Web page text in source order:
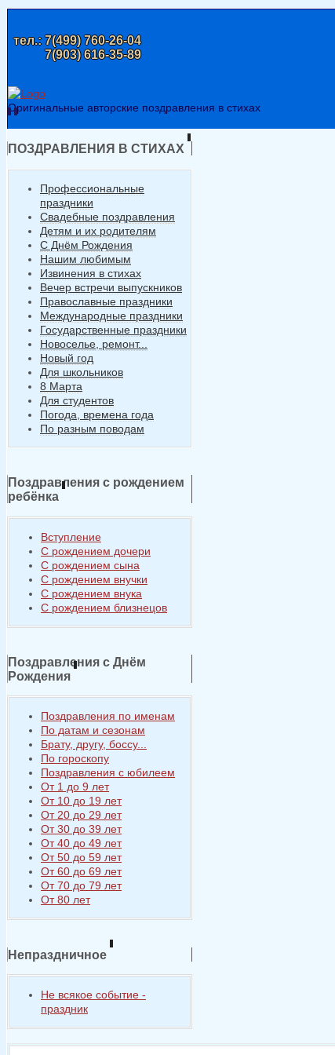
тел.:7(499) 760-26-04
7(903) 616-35-89
Оригинальные авторские поздравления в стихах
ПОЗДРАВЛЕНИЯ В СТИХАХ
Профессиональные
праздники
Свадебные поздравления
Детям и их родителям
С Днём Рождения
Нашим любимым
Извинения в стихах
Вечер встречи выпускников
Православные праздники
Международные праздники
Государственные праздники
Новоселье, ремонт...
Новый год
Для школьников
8 Марта
Для студентов
Погода, времена года
По разным поводам
Поздравления с рождением
ребёнка
Вступление
С рождением дочери
С рождением сына
С рождением внучки
С рождением внука
С рождением близнецов
Поздравления с Днём
Рождения
Поздравления по именам
По датам и сезонам
Брату, другу, боссу...
По гороскопу
Поздравления с юбилеем
От 1 до 9 лет
От 10 до 19 лет
От 20 до 29 лет
От 30 до 39 лет
От 40 до 49 лет
От 50 до 59 лет
От 60 до 69 лет
От 70 до 79 лет
От 80 лет
Непраздничное
Не всякое событие -
праздник